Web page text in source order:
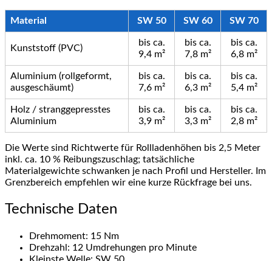
Material SW 50 SW 60 SW 70
Kunststoff (PVC)
bis ca.
9,4 m²
bis ca.
7,8 m²
bis ca.
6,8 m²
Aluminium (rollgeformt,
ausgeschäumt)
bis ca.
7,6 m²
bis ca.
6,3 m²
bis ca.
5,4 m²
Holz / stranggepresstes
Aluminium
bis ca.
3,9 m²
bis ca.
3,3 m²
bis ca.
2,8 m²
Die Werte sind Richtwerte für Rollladenhöhen bis 2,5 Meter
inkl. ca. 10 % Reibungszuschlag; tatsächliche
Materialgewichte schwanken je nach Profil und Hersteller. Im
Grenzbereich empfehlen wir eine kurze Rückfrage bei uns.
Technische Daten
Drehmoment: 15 Nm
Drehzahl: 12 Umdrehungen pro Minute